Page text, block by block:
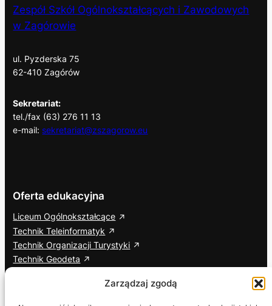
Zarządzaj zgodą
Zespół Szkół Ogólnokształcących i Zawodowych
w Zagórowie
ul. Pyzderska 75
62-410 Zagórów
Sekretariat:
tel./fax (63) 276 11 13
e-mail: sekretariat@zszagorow.eu
Oferta edukacyjna
Liceum Ogólnokształcące
Technik Teleinformatyk
Technik Organizacji Turystyki
Technik Geodeta
Cisco Networking Academy